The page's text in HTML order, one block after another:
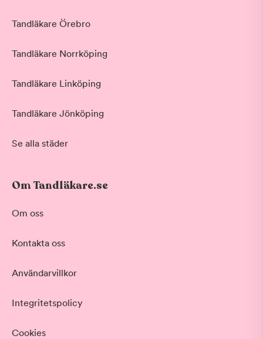
Behandling
Akut tandvård
Grundlig kontroll av tänder och tandkött
Professionell rengöring och puts
Skonsam blekning för vitare tänder
Tandläkare Örebro
Tandläkare Norrköping
Tandläkare Linköping
Tandläkare Jönköping
Se alla städer
Om Tandläkare.se
Om oss
Kontakta oss
Användarvillkor
Integritetspolicy
Cookies